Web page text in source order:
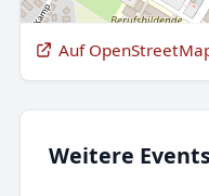
Auf
Weitere